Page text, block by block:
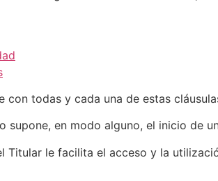
con todas y cada una de estas
supone, en modo alguno, el inicio de
Titular le facilita el acceso y la